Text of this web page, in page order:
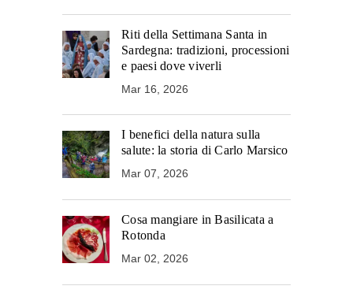
Riti della Settimana Santa in
Sardegna: tradizioni, processioni
e paesi dove viverli
Mar 16, 2026
I benefici della natura sulla
salute: la storia di Carlo Marsico
Mar 07, 2026
Cosa mangiare in Basilicata a
Rotonda
Mar 02, 2026